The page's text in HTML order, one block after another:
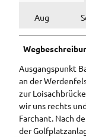
Aug
Ausgangspunkt
an der
zur
wir uns rechts
Farchant. Nach
der